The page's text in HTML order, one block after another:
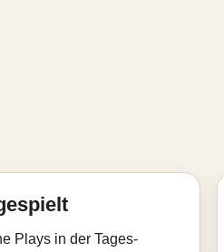
Plays in der Tages-